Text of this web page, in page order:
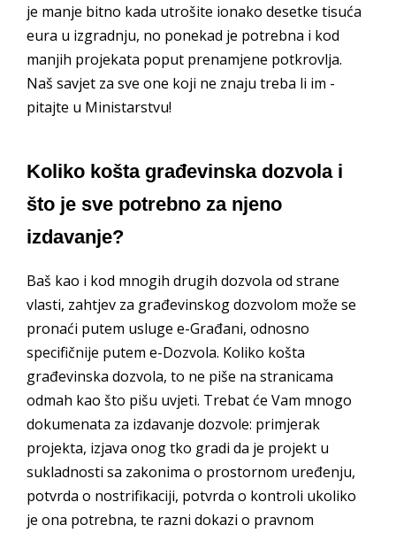
je manje bitno kada utrošite ionako desetke tisuća
eura u izgradnju, no ponekad je potrebna i kod
manjih projekata poput prenamjene potkrovlja.
Naš savjet za sve one koji ne znaju treba li im -
pitajte u Ministarstvu!
Koliko košta građevinska dozvola i
što je sve potrebno za njeno
izdavanje?
Baš kao i kod mnogih drugih dozvola od strane
vlasti, zahtjev za građevinskog dozvolom može se
pronaći putem usluge e-Građani, odnosno
specifičnije putem e-Dozvola. Koliko košta
građevinska dozvola, to ne piše na stranicama
odmah kao što pišu uvjeti. Trebat će Vam mnogo
dokumenata za izdavanje dozvole: primjerak
projekta, izjava onog tko gradi da je projekt u
sukladnosti sa zakonima o prostornom uređenju,
potvrda o nostrifikaciji, potvrda o kontroli ukoliko
je ona potrebna, te razni dokazi o pravnom